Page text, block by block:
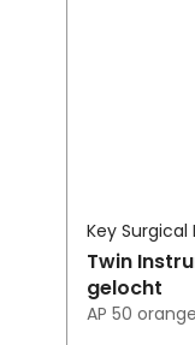
Key Surgical
Twin
gelocht
AP 50